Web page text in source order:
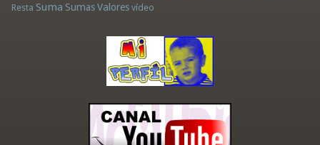
Resta Suma Sumas Valores vídeo